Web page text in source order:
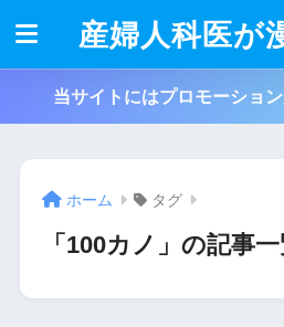
産婦人科医が
当サイトにはプロモーショ
ホーム タグ
「100カノ」の記事